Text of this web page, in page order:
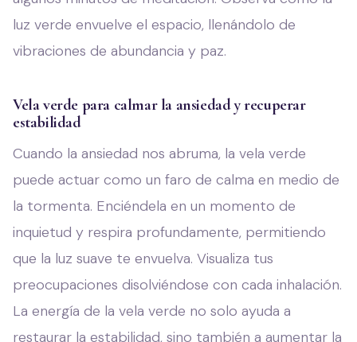
luz verde envuelve el espacio, llenándolo de
vibraciones de abundancia y paz.
Vela verde para calmar la ansiedad y recuperar
estabilidad
Cuando la ansiedad nos abruma, la vela verde
puede actuar como un faro de calma en medio de
la tormenta. Enciéndela en un momento de
inquietud y respira profundamente, permitiendo
que la luz suave te envuelva. Visualiza tus
preocupaciones disolviéndose con cada inhalación.
La energía de la vela verde no solo ayuda a
restaurar la estabilidad, sino también a aumentar la